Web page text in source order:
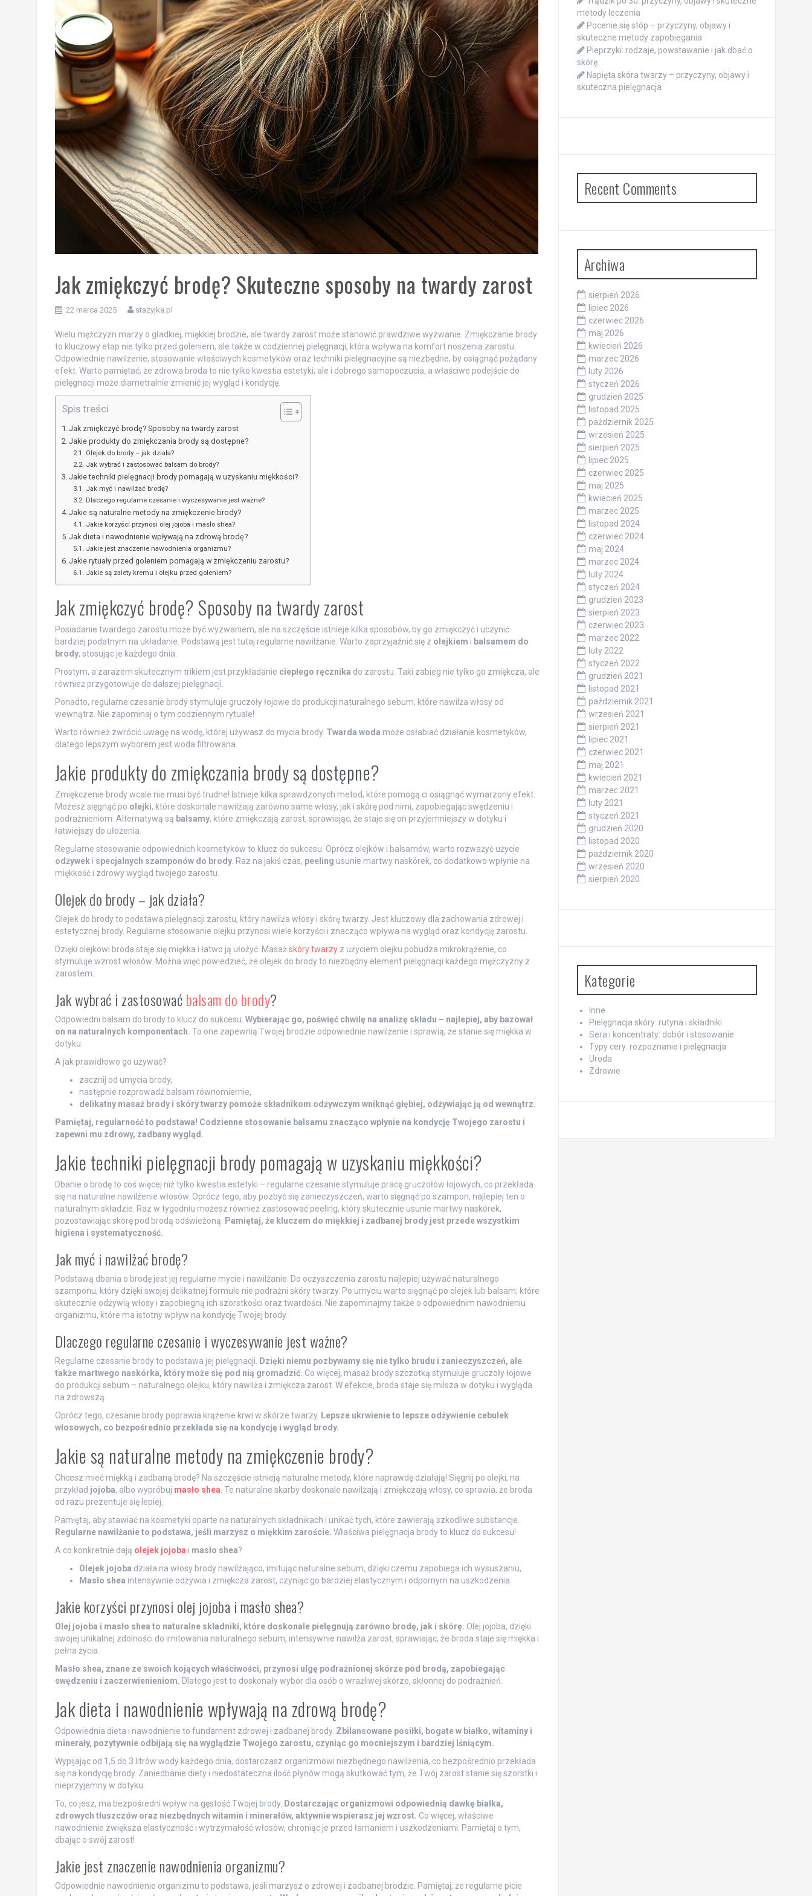
Jak zmiękczyć brodę? Skuteczne sposoby na twardy zarost
22 marca 2025 stazyjka.pl
Wielu mężczyzn marzy o gładkiej, miękkiej brodzie, ale twardy zarost może stanowić prawdziwe wyzwanie. Zmiękczanie brody
to kluczowy etap nie tylko przed goleniem, ale także w codziennej pielęgnacji, która wpływa na komfort noszenia zarostu.
Odpowiednie nawilżenie, stosowanie właściwych kosmetyków oraz techniki pielęgnacyjne są niezbędne, by osiągnąć pożądany
efekt. Warto pamiętać, że zdrowa broda to nie tylko kwestia estetyki, ale i dobrego samopoczucia, a właściwe podejście do
pielęgnacji może diametralnie zmienić jej wygląd i kondycję.
Spis treści
Jak zmiękczyć brodę? Sposoby na twardy zarost
Jakie produkty do zmiękczania brody są dostępne?
Olejek do brody – jak działa?
Jak wybrać i zastosować balsam do brody?
Jakie techniki pielęgnacji brody pomagają w uzyskaniu miękkości?
Jak myć i nawilżać brodę?
Dlaczego regularne czesanie i wyczesywanie jest ważne?
Jakie są naturalne metody na zmiękczenie brody?
Jakie korzyści przynosi olej jojoba i masło shea?
Jak dieta i nawodnienie wpływają na zdrową brodę?
Jakie jest znaczenie nawodnienia organizmu?
Jakie rytuały przed goleniem pomagają w zmiękczeniu zarostu?
Jakie są zalety kremu i olejku przed goleniem?
Jak zmiękczyć brodę? Sposoby na twardy zarost
Posiadanie twardego zarostu może być wyzwaniem, ale na szczęście istnieje kilka sposobów, by go zmiękczyć i uczynić
bardziej podatnym na układanie. Podstawą jest tutaj regularne nawilżanie. Warto zaprzyjaźnić się z olejkiem i balsamem do
brody, stosując je każdego dnia.
Prostym, a zarazem skutecznym trikiem jest przykładanie ciepłego ręcznika do zarostu. Taki zabieg nie tylko go zmiękcza, ale
również przygotowuje do dalszej pielęgnacji.
Ponadto, regularne czesanie brody stymuluje gruczoły łojowe do produkcji naturalnego sebum, które nawilża włosy od
wewnątrz. Nie zapominaj o tym codziennym rytuale!
Warto również zwrócić uwagę na wodę, której używasz do mycia brody. Twarda woda może osłabiać działanie kosmetyków,
dlatego lepszym wyborem jest woda filtrowana.
Jakie produkty do zmiękczania brody są dostępne?
Zmiękczenie brody wcale nie musi być trudne! Istnieje kilka sprawdzonych metod, które pomogą ci osiągnąć wymarzony efekt.
Możesz sięgnąć po olejki, które doskonale nawilżają zarówno same włosy, jak i skórę pod nimi, zapobiegając swędzeniu i
podrażnieniom. Alternatywą są balsamy, które zmiękczają zarost, sprawiając, że staje się on przyjemniejszy w dotyku i
łatwiejszy do ułożenia.
Regularne stosowanie odpowiednich kosmetyków to klucz do sukcesu. Oprócz olejków i balsamów, warto rozważyć użycie
odżyweki specjalnych szamponów do brody. Raz na jakiś czas, peeling usunie martwy naskórek, co dodatkowo wpłynie na
miękkość i zdrowy wygląd twojego zarostu.
Olejek do brody – jak działa?
Olejek do brody to podstawa pielęgnacji zarostu, który nawilża włosy i skórę twarzy. Jest kluczowy dla zachowania zdrowej i
estetycznej brody. Regularne stosowanie olejku przynosi wiele korzyści i znacząco wpływa na wygląd oraz kondycję zarostu.
Dzięki olejkowi broda staje się miękka i łatwo ją ułożyć. Masaż skóry twarzyz użyciem olejku pobudza mikrokrążenie, co
stymuluje wzrost włosów. Można więc powiedzieć, że olejek do brody to niezbędny element pielęgnacji każdego mężczyzny z
zarostem.
Jak wybrać i zastosowaćbalsam do brody?
Odpowiedni balsam do brody to klucz do sukcesu. Wybierając go, poświęć chwilę na analizę składu – najlepiej, aby bazował
on na naturalnych komponentach. To one zapewnią Twojej brodzie odpowiednie nawilżenie i sprawią, że stanie się miękka w
dotyku.
A jak prawidłowo go używać?
zacznij od umycia brody,
następnie rozprowadź balsam równomiernie,
delikatny masaż brody i skóry twarzy pomoże składnikom odżywczym wniknąć głębiej, odżywiając ją od wewnątrz.
Pamiętaj, regularność to podstawa! Codzienne stosowanie balsamu znacząco wpłynie na kondycję Twojego zarostu i
zapewni mu zdrowy, zadbany wygląd.
Jakie techniki pielęgnacji brody pomagają w uzyskaniu miękkości?
Dbanie o brodę to coś więcej niż tylko kwestia estetyki – regularne czesanie stymuluje pracę gruczołów łojowych, co przekłada
się na naturalne nawilżenie włosów. Oprócz tego, aby pozbyć się zanieczyszczeń, warto sięgnąć po szampon, najlepiej ten o
naturalnym składzie. Raz w tygodniu możesz również zastosować peeling, który skutecznie usunie martwy naskórek,
pozostawiając skórę pod brodą odświeżoną.
Pamiętaj, że kluczem do miękkiej i zadbanej brody jest przede wszystkim
higiena i systematyczność.
Jak myć i nawilżać brodę?
Podstawą dbania o brodę jest jej regularne mycie i nawilżanie. Do oczyszczenia zarostu najlepiej używać naturalnego
szamponu, który dzięki swojej delikatnej formule nie podrażni skóry twarzy. Po umyciu warto sięgnąć po olejek lub balsam, które
skutecznie odżywią włosy i zapobiegną ich szorstkości oraz twardości. Nie zapominajmy także o odpowiednim nawodnieniu
organizmu, które ma istotny wpływ na kondycję Twojej brody.
Dlaczego regularne czesanie i wyczesywanie jest ważne?
Regularne czesanie brody to podstawa jej pielęgnacji.
Dzięki niemu pozbywamy się nie tylko brudu i zanieczyszczeń, ale
także martwego naskórka, który może się pod nią gromadzić. Co więcej, masaż brody szczotką stymuluje gruczoły łojowe
do produkcji sebum – naturalnego olejku, który nawilża i zmiękcza zarost. W efekcie, broda staje się milsza w dotyku i wygląda
na zdrowszą.
Oprócz tego, czesanie brody poprawia krążenie krwi w skórze twarzy. Lepsze ukrwienie to lepsze odżywienie cebulek
włosowych, co bezpośrednio przekłada się na kondycję i wygląd brody.
Jakie są naturalne metody na zmiękczenie brody?
Chcesz mieć miękką i zadbaną brodę? Na szczęście istnieją naturalne metody, które naprawdę działają! Sięgnij po olejki, na
przykład jojoba, albo wypróbuj masło shea . Te naturalne skarby doskonale nawilżają i zmiękczają włosy, co sprawia, że broda
od razu prezentuje się lepiej.
Pamiętaj, aby stawiać na kosmetyki oparte na naturalnych składnikach i unikać tych, które zawierają szkodliwe substancje.
Regularne nawilżanie to podstawa, jeśli marzysz o miękkim zaroście. Właściwa pielęgnacja brody to klucz do sukcesu!
A co konkretnie dają olejek jojoba i masło shea?
Olejek jojoba działa na włosy brody nawilżająco, imitując naturalne sebum, dzięki czemu zapobiega ich wysuszaniu,
Masło shea intensywnie odżywia i zmiękcza zarost, czyniąc go bardziej elastycznym i odpornym na uszkodzenia.
Jakie korzyści przynosi olej jojoba i masło shea?
Olej jojoba i masło shea to naturalne składniki, które doskonale pielęgnują zarówno brodę, jak i skórę. Olej jojoba, dzięki
swojej unikalnej zdolności do imitowania naturalnego sebum, intensywnie nawilża zarost, sprawiając, że broda staje się miękka i
pełna życia.
Masło shea, znane ze swoich kojących właściwości, przynosi ulgę podrażnionej skórze pod brodą, zapobiegając
swędzeniu i zaczerwienieniom. Dlatego jest to doskonały wybór dla osób o wrażliwej skórze, skłonnej do podrażnień.
Jak dieta i nawodnienie wpływają na zdrową brodę?
Odpowiednia dieta i nawodnienie to fundament zdrowej i zadbanej brody. Zbilansowane posiłki, bogate w białko, witaminy i
minerały, pozytywnie odbijają się na wyglądzie Twojego zarostu, czyniąc go mocniejszym i bardziej lśniącym.
Wypijając od 1,5 do 3 litrów wody każdego dnia, dostarczasz organizmowi niezbędnego nawilżenia, co bezpośrednio przekłada
się na kondycję brody. Zaniedbanie diety i niedostateczna ilość płynów mogą skutkować tym, że Twój zarost stanie się szorstki i
nieprzyjemny w dotyku.
To, co jesz, ma bezpośredni wpływ na gęstość Twojej brody. Dostarczając organizmowi odpowiednią dawkę białka,
zdrowych tłuszczów oraz niezbędnych witamin i minerałów, aktywnie wspierasz jej wzrost. Co więcej, właściwe
nawodnienie zwiększa elastyczność i wytrzymałość włosów, chroniąc je przed łamaniem i uszkodzeniami. Pamiętaj o tym,
dbając o swój zarost!
Jakie jest znaczenie nawodnienia organizmu?
Odpowiednie nawodnienie organizmu to podstawa, jeśli marzysz o zdrowej i zadbanej brodzie. Pamiętaj, że regularne picie
metody leczenia
Pocenie się stóp – przyczyny, objawy i
skuteczne metody zapobiegania
Pieprzyki: rodzaje, powstawanie i jak dbać o
skórę
Napięta skóra twarzy – przyczyny, objawy i
skuteczna pielęgnacja
Recent Comments
Archiwa
sierpień 2026
lipiec 2026
czerwiec 2026
maj 2026
kwiecień 2026
marzec 2026
luty 2026
styczeń 2026
grudzień 2025
listopad 2025
październik 2025
wrzesień 2025
sierpień 2025
lipiec 2025
czerwiec 2025
maj 2025
kwiecień 2025
marzec 2025
listopad 2024
czerwiec 2024
maj 2024
marzec 2024
luty 2024
styczeń 2024
grudzień 2023
sierpień 2023
czerwiec 2023
marzec 2022
luty 2022
styczeń 2022
grudzień 2021
listopad 2021
październik 2021
wrzesień 2021
sierpień 2021
lipiec 2021
czerwiec 2021
maj 2021
kwiecień 2021
marzec 2021
luty 2021
styczeń 2021
grudzień 2020
listopad 2020
październik 2020
wrzesień 2020
sierpień 2020
Kategorie
Inne
Pielęgnacja skóry: rutyna i składniki
Sera i koncentraty: dobór i stosowanie
Typy cery: rozpoznanie i pielęgnacja
Uroda
Zdrowie